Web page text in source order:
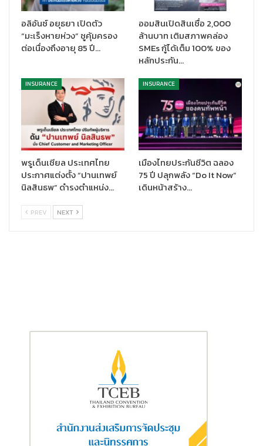
โอเชี่ยนไลฟ์ เอ็นจอย เฮลท์ เอ็กซ์ตร้า”
https://www.ocean.co.th/our-products/health-
insurance/enjoy-health-extra
นอกจากนั้นหากใครกังวลเรื่องชีวิตหลังเกษียณ ขอแนะนำ ตัวจบ
ประกันบำนาญที่
สามารถนำไปลดหย่อนภาษีได้สูงสุด 300,000 บาท** ชำระเบี้ย
อลิอันซ์ อยุธยา เปิดตัว
“มะเร็งหายห่วง” ชูคุ้มครอง
ต่อเนื่องถึงอายุ 85 ปี…
ออมสินเปิดสินเชื่อ 2,000
ล้านบาท เติมสภาพคล่อง
SMEs กู้ได้เต็ม 100% ของ
หลักประกัน…
INSURANCE
พรูเด็นเชียล ประเทศไทย
ประกาศแต่งตั้ง “ปานเทพย์
นิลสินธพ” ดำรงตำแหน่ง…
INSURANCE
เมืองไทยประกันชีวิต ฉลอง
75 ปี ปลุกพลัง “Do It Now”
เดินหน้าสร้าง…
PREV NEXT